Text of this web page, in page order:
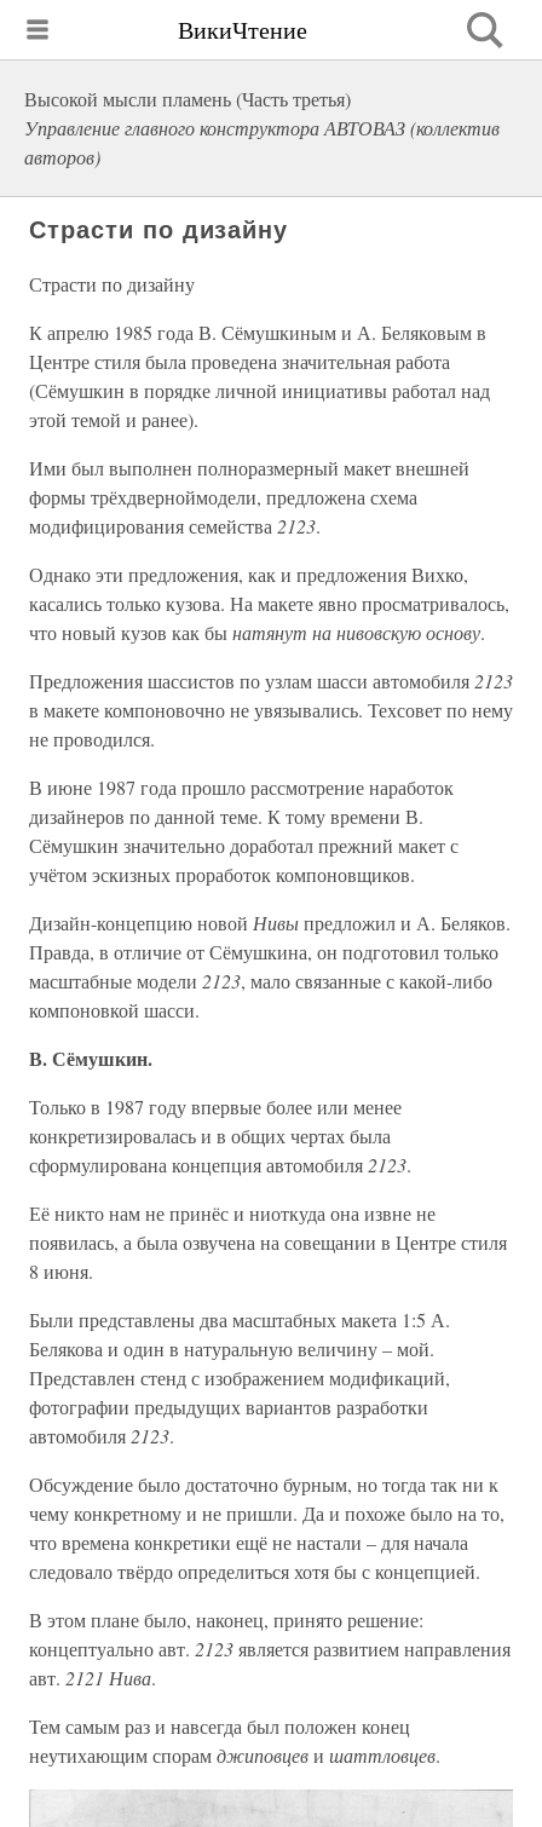
ВикиЧтение
Высокой мысли пламень (Часть третья)
Управление главного конструктора АВТОВАЗ (коллектив
авторов)
Страсти по дизайну
Страсти по дизайну
К апрелю 1985 года В. Сёмушкиным и А. Беляковым в
Центре стиля была проведена значительная работа
(Сёмушкин в порядке личной инициативы работал над
этой темой и ранее).
Ими был выполнен полноразмерный макет внешней
формы трёхдверноймодели, предложена схема
модифицирования семейства 2123.
Однако эти предложения, как и предложения Вихко,
касались только кузова. На макете явно просматривалось,
что новый кузов как бынатянут на нивовскую основу.
Предложения шассистов по узлам шасси автомобиля 2123
в макете компоновочно не увязывались. Техсовет по нему
не проводился.
В июне 1987 года прошло рассмотрение наработок
дизайнеров по данной теме. К тому времени В.
Сёмушкин значительно доработал прежний макет с
учётом эскизных проработок компоновщиков.
Дизайн-концепцию новой Нивыпредложил и А. Беляков.
Правда, в отличие от Сёмушкина, он подготовил только
масштабные модели 2123, мало связанные с какой-либо
компоновкой шасси.
В. Сёмушкин.
Только в 1987 году впервые более или менее
конкретизировалась и в общих чертах была
сформулирована концепция автомобиля 2123.
Её никто нам не принёс и ниоткуда она извне не
появилась, а была озвучена на совещании в Центре стиля
8 июня.
Были представлены два масштабных макета 1:5 А.
Белякова и один в натуральную величину – мой.
Представлен стенд с изображением модификаций,
фотографии предыдущих вариантов разработки
автомобиля 2123.
Обсуждение было достаточно бурным, но тогда так ни к
чему конкретному и не пришли. Да и похоже было на то,
что времена конкретики ещё не настали – для начала
следовало твёрдо определиться хотя бы с концепцией.
В этом плане было, наконец, принято решение:
концептуально авт. 2123является развитием направления
авт. 2121 Нива.
Тем самым раз и навсегда был положен конец
неутихающим спорамджиповцеви шаттловцев.